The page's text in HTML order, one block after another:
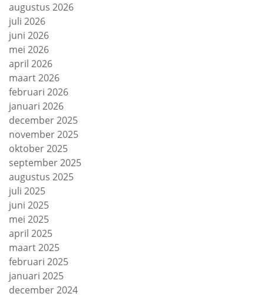
augustus 2026
juli 2026
juni 2026
mei 2026
april 2026
maart 2026
februari 2026
januari 2026
december 2025
november 2025
oktober 2025
september 2025
augustus 2025
juli 2025
juni 2025
mei 2025
april 2025
maart 2025
februari 2025
januari 2025
december 2024